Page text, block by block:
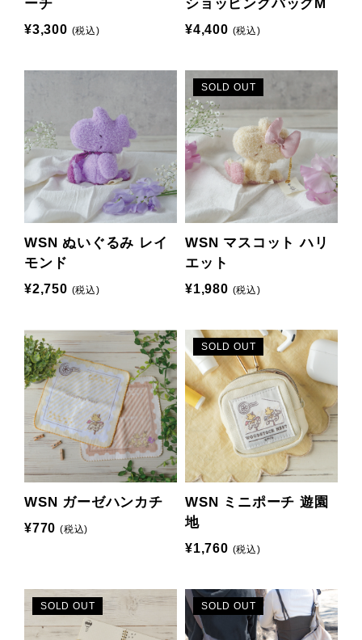
ーチ
¥3,300 (税込)
ショッピングバッグM
¥4,400 (税込)
WSN ぬいぐるみ レイ
モンド
¥2,750 (税込)
SOLD OUT
WSN マスコット ハリ
エット
¥1,980 (税込)
WSN ガーゼハンカチ
¥770 (税込)
SOLD OUT
WSN ミニポーチ 遊園
地
¥1,760 (税込)
SOLD OUT SOLD OUT